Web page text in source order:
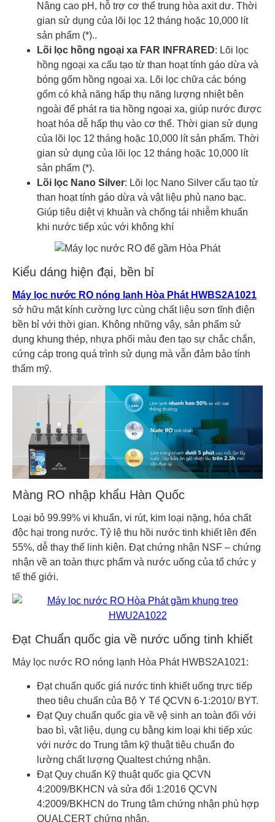
Nâng cao pH, hỗ trợ cơ thể trung hòa axit dư. Thời
gian sử dụng của lõi lọc 12 tháng hoặc 10,000 lít
sản phẩm (*)..
Lõi lọc hồng ngoại xa FAR INFRARED: Lõi lọc
hồng ngoại xa cấu tạo từ than hoạt tính gáo dừa và
bóng gốm hồng ngoại xa. Lõi lọc chữa các bóng
gốm có khả năng hấp thụ năng lượng nhiệt bên
ngoài để phát ra tia hồng ngoại xa, giúp nước được
hoạt hóa dễ hấp thụ vào cơ thể. Thời gian sử dụng
của lõi lọc 12 tháng hoặc 10,000 lít sản phẩm. Thời
gian sử dụng của lõi lọc 12 tháng hoặc 10,000 lít
sản phẩm (*).
Lõi lọc Nano Silver: Lõi lọc Nano Silver cấu tạo từ
than hoạt tính gáo dừa và vật liệu phủ nano bạc.
Giúp tiêu diệt vị khuản và chống tái nhiễm khuẩn
khi nước tiếp xúc với không khí
Kiểu dáng hiện đại, bền bỉ
Máy lọc nước RO nóng lạnh Hòa Phát HWBS2A1021
sở hữu mặt kính cường lực cùng chất liệu sơn tĩnh điện
bền bỉ với thời gian. Không những vậy, sản phẩm sử
dụng khung thép, nhựa phối màu đen tạo sự chắc chắn,
cứng cáp trong quá trình sử dụng mà vẫn đảm bảo tính
thẩm mỹ.
Màng RO nhập khẩu Hàn Quốc
Loại bỏ 99.99% vi khuẩn, vi rút, kim loại nặng, hóa chất
độc hại trong nước. Tỷ lệ thu hồi nước tinh khiết lên đến
55%, dễ thay thế linh kiện. Đạt chứng nhận NSF – chứng
nhận về an toàn thực phẩm và nước uống của tổ chức y
tế thế giới.
Đạt Chuẩn quốc gia về nước uống tinh khiết
Máy lọc nước RO nóng lạnh Hòa Phát HWBS2A1021:
Đạt chuẩn quốc giá nước tinh khiết uống trực tiếp
theo tiêu chuẩn của Bộ Y Tế QCVN 6-1:2010/ BYT.
Đạt Quy chuẩn quốc gia về vệ sinh an toàn đối với
bao bì, vật liệu, dụng cụ bằng kim loại khi tiếp xúc
với nước do Trung tâm kỹ thuật tiêu chuẩn đo
lường chất lượng Qualtest chứng nhận.
Đạt Quy chuẩn Kỹ thuật quốc gia QCVN
4:2009/BKHCN và sửa đổi 1:2016 QCVN
4:2009/BKHCN do Trung tâm chứng nhận phù hợp
QUALCERT chứng nhận.